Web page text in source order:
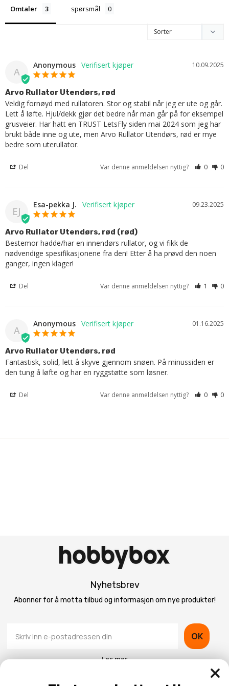
Omtaler spørsmål
A
10.09.2025
Anonymous
Arvo Rullator Utendørs, rød
Veldig fornøyd med rullatoren. Stor og stabil når jeg er ute og går.
Lett å løfte. Hjul/dekk gjør det bedre når man går på for eksempel
grusveier. Har hatt en TRUST LetsFly siden mai 2024 som jeg har
brukt både inne og ute, men Arvo Rullator Utendørs, rød er mye
bedre som uterullator.
Del Var denne anmeldelsen nyttig? 0 0
EJ
09.23.2025
Esa-pekka J.
Arvo Rullator Utendørs, rød (rød)
Bestemor hadde/har en innendørs rullator, og vi fikk de
nødvendige spesifikasjonene fra den! Etter å ha prøvd den noen
ganger, ingen klager!
Del Var denne anmeldelsen nyttig? 1 0
A
01.16.2025
Anonymous
Arvo Rullator Utendørs, rød
Fantastisk, solid, lett å skyve gjennom snøen. På minussiden er
den tung å løfte og har en ryggstøtte som løsner.
Del Var denne anmeldelsen nyttig? 0 0
Nyhetsbrev
Abonner for å motta tilbud og informasjon om nye produkter!
OK
Les mer